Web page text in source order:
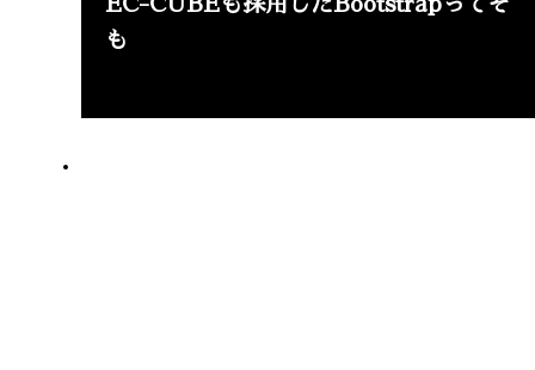
EC-CUBEも採用したBootstrapってそ
も